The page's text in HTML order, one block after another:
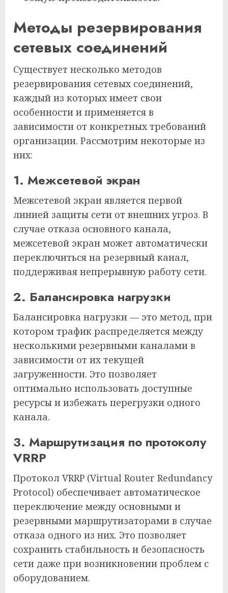
Методы резервирования
сетевых соединений
Существует несколько методов
резервирования сетевых соединений,
каждый из которых имеет свои
особенности и применяется в
зависимости от конкретных требований
организации. Рассмотрим некоторые из
них:
1. Межсетевой экран
Межсетевой экран является первой
линией защиты сети от внешних угроз. В
случае отказа основного канала,
межсетевой экран может автоматически
переключиться на резервный канал,
поддерживая непрерывную работу сети.
2. Балансировка нагрузки
Балансировка нагрузки — это метод, при
котором трафик распределяется между
несколькими резервными каналами в
зависимости от их текущей
загруженности. Это позволяет
оптимально использовать доступные
ресурсы и избежать перегрузки одного
канала.
3. Маршрутизация по протоколу
VRRP
Протокол VRRP (Virtual Router Redundancy
Protocol) обеспечивает автоматическое
переключение между основными и
резервными маршрутизаторами в случае
отказа одного из них. Это позволяет
сохранить стабильность и безопасность
сети даже при возникновении проблем с
оборудованием.